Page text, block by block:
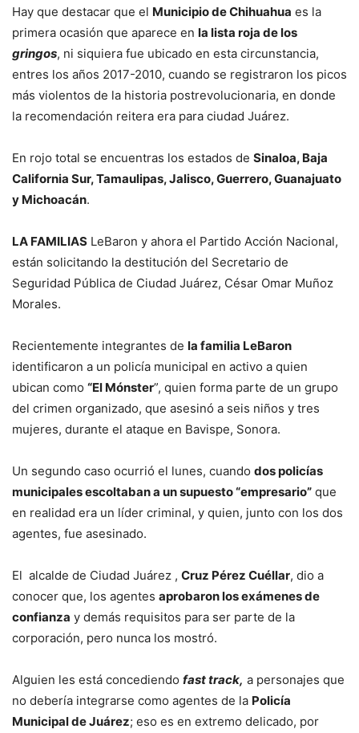
Hay que destacar que el Municipio de Chihuahua es la
primera ocasión que aparece en la lista roja de los
gringos, ni siquiera fue ubicado en esta circunstancia,
entres los años 2017-2010, cuando se registraron los picos
más violentos de la historia postrevolucionaria, en donde
la recomendación reitera era para ciudad Juárez.
En rojo total se encuentras los estados de Sinaloa, Baja
California Sur, Tamaulipas, Jalisco, Guerrero, Guanajuato
y Michoacán.
LA FAMILIAS LeBaron y ahora el Partido Acción Nacional,
están solicitando la destitución del Secretario de
Seguridad Pública de Ciudad Juárez, César Omar Muñoz
Morales.
Recientemente integrantes de la familia LeBaron
identificaron a un policía municipal en activo a quien
ubican como “El Mónster”, quien forma parte de un grupo
del crimen organizado, que asesinó a seis niños y tres
mujeres, durante el ataque en Bavispe, Sonora.
Un segundo caso ocurrió el lunes, cuando dos policías
municipales escoltaban a un supuesto “empresario” que
en realidad era un líder criminal, y quien, junto con los dos
agentes, fue asesinado.
El alcalde de Ciudad Juárez , Cruz Pérez Cuéllar, dio a
conocer que, los agentes aprobaron los exámenes de
confianza y demás requisitos para ser parte de la
corporación, pero nunca los mostró.
Alguien les está concediendo fast track, a personajes que
no debería integrarse como agentes de la Policía
Municipal de Juárez; eso es en extremo delicado, por